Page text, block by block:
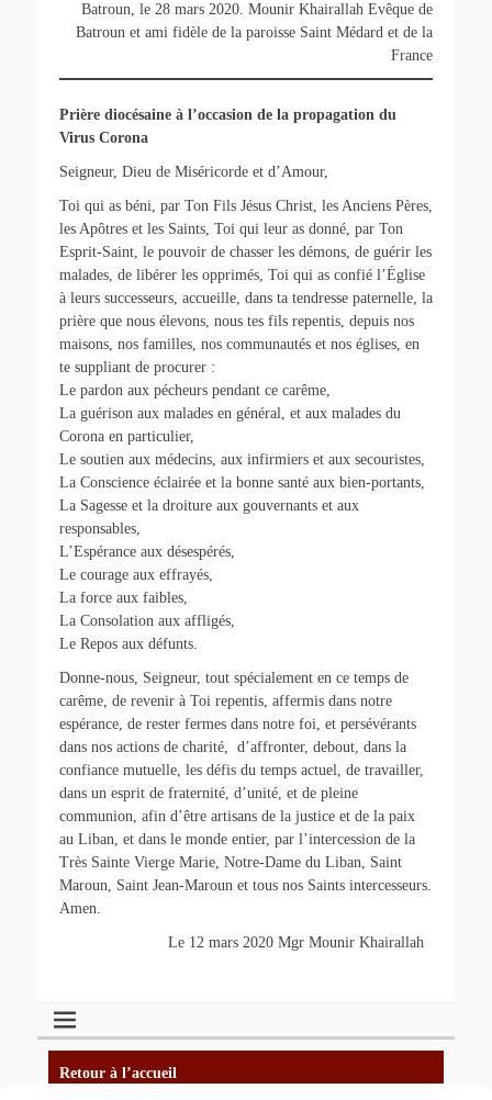
Batroun, le 28 mars 2020. Mounir Khairallah Evêque de
Batroun et ami fidèle de la paroisse Saint Médard et de la
France
Prière diocésaine à l’occasion de la propagation du
Virus Corona
Seigneur, Dieu de Miséricorde et d’Amour,
Toi qui as béni, par Ton Fils Jésus Christ, les Anciens Pères,
les Apôtres et les Saints, Toi qui leur as donné, par Ton
Esprit-Saint, le pouvoir de chasser les démons, de guérir les
malades, de libérer les opprimés, Toi qui as confié l’Église
à leurs successeurs, accueille, dans ta tendresse paternelle, la
prière que nous élevons, nous tes fils repentis, depuis nos
maisons, nos familles, nos communautés et nos églises, en
te suppliant de procurer :
Le pardon aux pécheurs pendant ce carême,
La guérison aux malades en général, et aux malades du
Corona en particulier,
Le soutien aux médecins, aux infirmiers et aux secouristes,
La Conscience éclairée et la bonne santé aux bien-portants,
La Sagesse et la droiture aux gouvernants et aux
responsables,
L’Espérance aux désespérés,
Le courage aux effrayés,
La force aux faibles,
La Consolation aux affligés,
Le Repos aux défunts.
Donne-nous, Seigneur, tout spécialement en ce temps de
carême, de revenir à Toi repentis, affermis dans notre
espérance, de rester fermes dans notre foi, et persévérants
dans nos actions de charité, d’affronter, debout, dans la
confiance mutuelle, les défis du temps actuel, de travailler,
dans un esprit de fraternité, d’unité, et de pleine
communion, afin d’être artisans de la justice et de la paix
au Liban, et dans le monde entier, par l’intercession de la
Très Sainte Vierge Marie, Notre-Dame du Liban, Saint
Maroun, Saint Jean-Maroun et tous nos Saints intercesseurs.
Amen.
Le 12 mars 2020 Mgr Mounir Khairallah
Retour à l’accueil